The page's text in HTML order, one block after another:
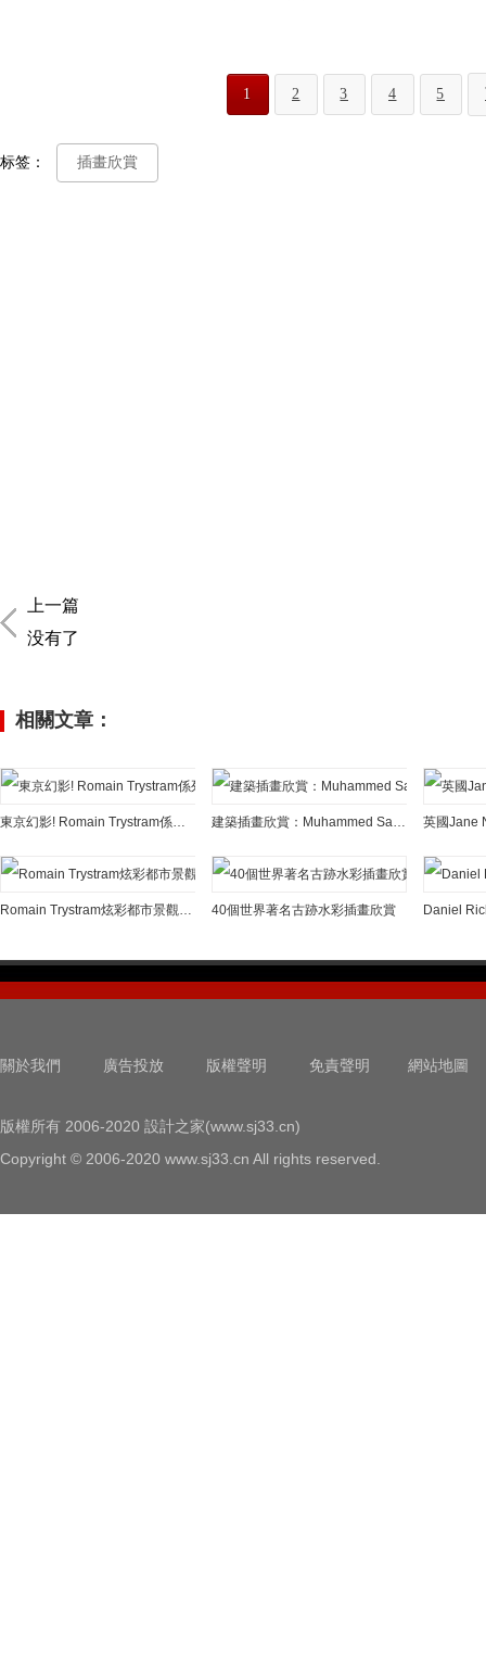
1 2 3 4 5
标签： 插畫欣賞
上一篇
没有了
相關文章：
東京幻影! Romain Trystram係列插畫欣賞 建築插畫欣賞：Muhammed Sajid畫筆下的建築大師賴特作品 英國Jane
Romain Trystram炫彩都市景觀插畫欣賞 40個世界著名古跡水彩插畫欣賞 Daniel
關於我們 廣告投放 版權聲明 免責聲明 網站地圖
版權所有 2006-2020 設計之家(www.sj33.cn)
Copyright © 2006-2020 www.sj33.cn All rights reserved.